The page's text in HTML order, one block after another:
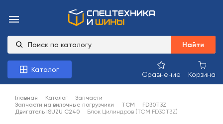
Найти
Каталог
Сравнение Корзина
Главная Каталог
Запчасти
Запчасти на вилочные погрузчики
TCM
FD30T3Z
Двигатель ISUZU C240
Блок Цилиндров (TCM FD30T3Z)